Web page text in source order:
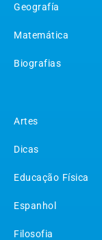
Geografía
Matemática
Biografias
Artes
Dicas
Educação Física
Espanhol
Filosofia